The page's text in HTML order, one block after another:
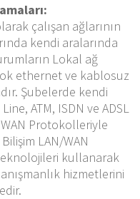
çalışan ağlarının
kendi aralarında
Lokal ağ
ethernet ve kablosuz
Şubelerde kendi
ATM, ISDN ve ADSL
Protokolleriyle
LAN/WAN
kullanarak
hizmetlerini